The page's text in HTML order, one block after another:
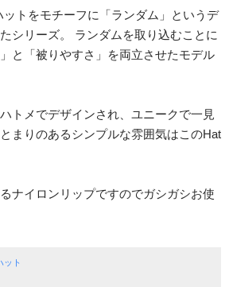
トをモチーフに「ランダム」というデ
シリーズ。 ランダムを取り込むことに
と「被りやすさ」を両立させたモデル
トメでデザインされ、ユニークで一見
まりのあるシンプルな雰囲気はこのHat
ナイロンリップですのでガシガシお使
ット